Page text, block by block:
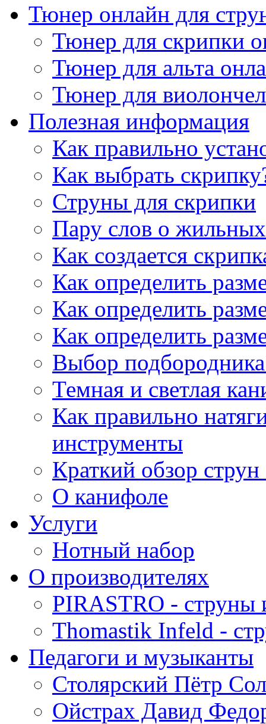
Тюнер онлайн для
Тюнер для скрипки
Тюнер для альта
Тюнер для
Полезная информация
Как правильно
Как выбрать
Струны для скрипки
Пару слов о
Как создается
Как определить
Как определить
Как определить
Выбор
Темная и светлая
Как правильно
инструменты
Краткий обзор
О канифоле
Услуги
Нотный набор
О производителях
PIRASTRO - струны
Thomastik Infeld -
Педагоги и музыканты
Столярский Пётр
Ойстрах Давид